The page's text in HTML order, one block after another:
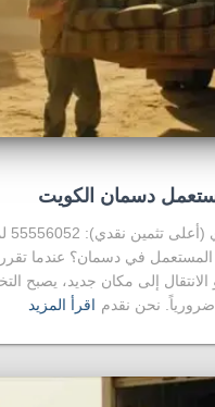
دسمان الكويت
📞
في دسمان؟ عندما تقرر
الانتقال إلى مكان جديد، يصبح
ضرورياً. نحن نقدم اقرأ المزيد